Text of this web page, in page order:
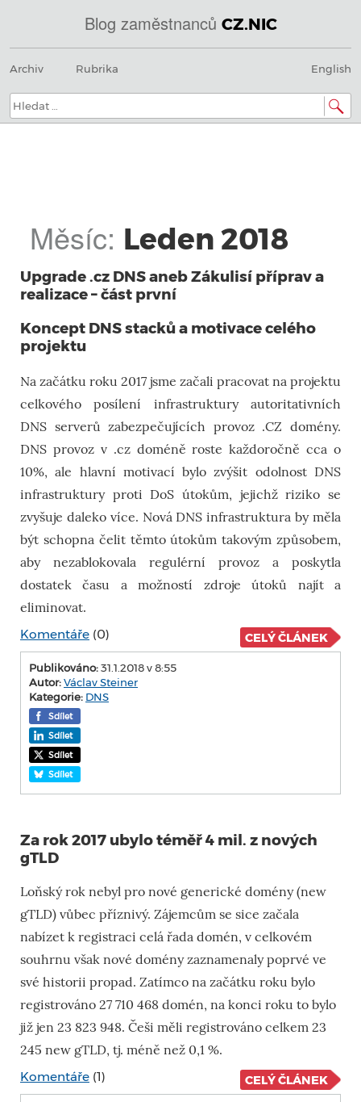
Blog zaměstnanců CZ.NIC
@
IN
SOA
nic.cz.
Menu
na
Archiv Rubrika English
Hledat:
Měsíc: Leden 2018
Upgrade .cz DNS aneb Zákulisí příprav a
realizace – část první
Koncept DNS stacků a motivace celého
projektu
Na začátku roku 2017 jsme začali pracovat na projektu
celkového posílení infrastruktury autoritativních
DNS serverů zabezpečujících provoz .CZ domény.
DNS provoz v .cz doméně roste každoročně cca o
10%, ale hlavní motivací bylo zvýšit odolnost DNS
infrastruktury proti DoS útokům, jejichž riziko se
zvyšuje daleko více. Nová DNS infrastruktura by měla
být schopna čelit těmto útokům takovým způsobem,
aby nezablokovala regulérní provoz a poskytla
dostatek času a možností zdroje útoků najít a
eliminovat.
Komentáře (0) CELÝ ČLÁNEK
Publikováno:31.1.2018 v 8:55
Autor:Václav Steiner
Kategorie: DNS
Sdílet
Sdílet
Sdílet
Sdílet
Za rok 2017 ubylo téměř 4 mil. z nových
gTLD
Loňský rok nebyl pro nové generické domény (new
gTLD) vůbec příznivý. Zájemcům se sice začala
nabízet k registraci celá řada domén, v celkovém
souhrnu však nové domény zaznamenaly poprvé ve
své historii propad. Zatímco na začátku roku bylo
registrováno 27 710 468 domén, na konci roku to bylo
již jen 23 823 948. Češi měli registrováno celkem 23
245 new gTLD, tj. méně než 0,1 %.
Komentáře (1) CELÝ ČLÁNEK